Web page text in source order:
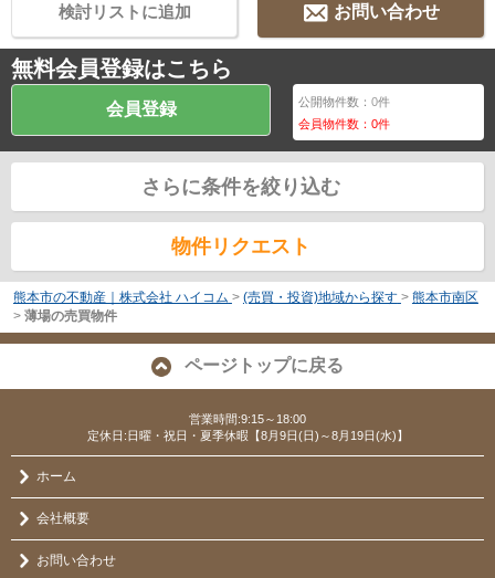
お問い合わせ
検討リストに追加
無料会員登録はこちら
会員登録 公開物件数：0件
会員物件数：0件
さらに条件を絞り込む
物件リクエスト
熊本市の不動産｜株式会社 ハイコム > (売買・投資)地域から探す > 熊本市南区
> 薄場の売買物件
ページトップに戻る
営業時間:9:15～18:00
定休日:日曜・祝日・夏季休暇【8月9日(日)～8月19日(水)】
ホーム
会社概要
お問い合わせ